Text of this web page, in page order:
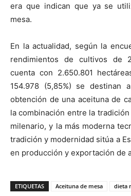
era que indican que ya se
mesa.
En la actualidad, según la
rendimientos de cultivos de
cuenta con 2.650.801
154.978 (5,85%) se destinan
obtención de una aceituna de
la combinación entre la
milenario, y la más moderna
tradición y modernidad sitúa a
en producción y exportación de
ETIQUETAS Aceituna de mesa dieta